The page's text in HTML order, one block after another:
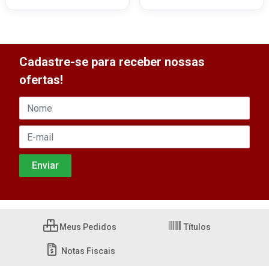
Cadastre-se para receber nossas
ofertas!
Meus Pedidos Títulos
Notas Fiscais